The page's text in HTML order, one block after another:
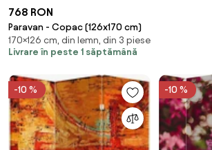
768 RON
Paravan - Copac (126x170 cm)
170×126 cm, din lemn, din 3 piese
Livrare în peste 1 săptămână
-10 % -10 %